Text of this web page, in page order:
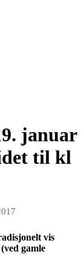
januar
til kl
vis
gamle